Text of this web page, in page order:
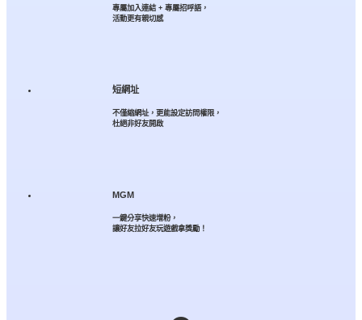
專屬加入連結 + 專屬招呼語，
活動更有親切感
短網址
不僅縮網址，更能設定訪問權限，
杜絕非好友開啟
MGM
一鍵分享快速增粉，
讓好友拉好友玩遊戲拿獎勵！